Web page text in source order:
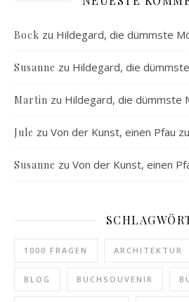
Bock zu Hildegard, die dümmste
Susanne zu Hildegard, die
Martin zu Hildegard, die dümmste
Jule zu Von der Kunst, einen Pfau
Susanne zu Von der Kunst, einen
1000 FRAGEN ARCHITEKTUR
BLOG BUCHSOUVENIR